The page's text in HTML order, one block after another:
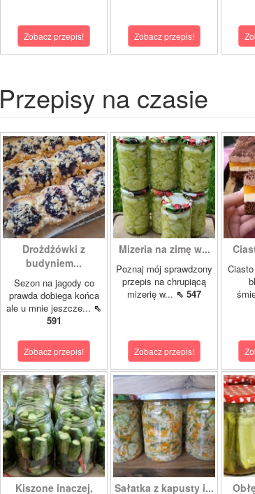
Zobacz przepis! Zobacz przepis!
Przepisy na czasie
Drożdżówki z
budyniem...
Sezon na jagody co
prawda dobiega końca
ale u mnie jeszcze... ⇖
591
Zobacz przepis!
Mizeria na zimę w...
Poznaj mój sprawdzony
przepis na chrupiącą
mizerię w... ⇖ 547
Zobacz przepis!
Kiszone inaczej, Sałatka z kapusty i...